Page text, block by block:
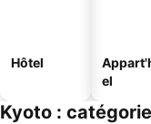
Hôtel
el
Kyoto :